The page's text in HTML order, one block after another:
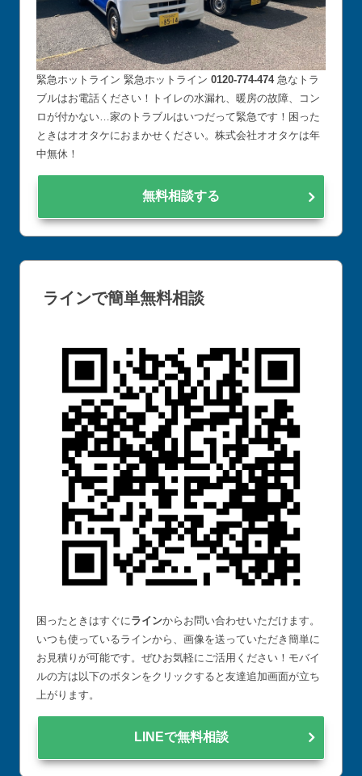
緊急ホットライン 緊急ホットライン 0120-774-474急なトラ
ブルはお電話ください！トイレの水漏れ、暖房の故障、コン
ロが付かない…家のトラブルはいつだって緊急です！困った
ときはオオタケにおまかせください。株式会社オオタケは年
中無休！
無料相談する
ラインで簡単無料相談
困ったときはすぐにラインからお問い合わせいただけます。
いつも使っているラインから、画像を送っていただき簡単に
お見積りが可能です。ぜひお気軽にご活用ください！モバイ
ルの方は以下のボタンをクリックすると友達追加画面が立ち
上がります。
LINEで無料相談